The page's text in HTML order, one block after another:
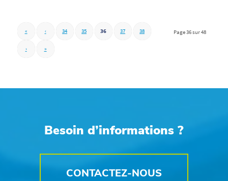
Page 36 sur 48
« ‹ 34 35 36 37 38
› »
Besoin d’informations ?
CONTACTEZ-NOUS